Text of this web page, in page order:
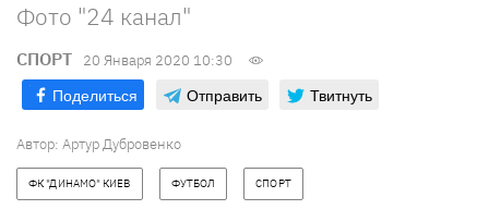
Фото "24 канал"
СПОРТ 20 Января 2020 10:30
Поделиться Отправить Твитнуть
Автор: Артур Дубровенко
ФК "ДИНАМО" КИЕВ ФУТБОЛ СПОРТ